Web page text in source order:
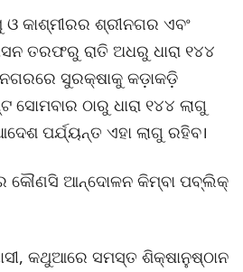
କାଶ୍ମୀରର ଶ୍ରୀନଗର ଏବଂ
ତରଫରୁ ରାତି ଅଧରୁ ଧାରା ୧୪୪
ସୁରକ୍ଷାକୁ କଡ଼ାକଡ଼ି
ଠାରୁ ଧାରା ୧୪୪ ଲାଗୁ
ପର୍ଯ୍ୟନ୍ତ ଏହା ଲାଗୁ ରହିବ।
କୌଣସି ଆନ୍ଦୋଳନ କିମ୍ବା ପବ୍ଲିକ୍
କଥୁଆରେ ସମସ୍ତ ଶିକ୍ଷାନୁଷ୍ଠାନ